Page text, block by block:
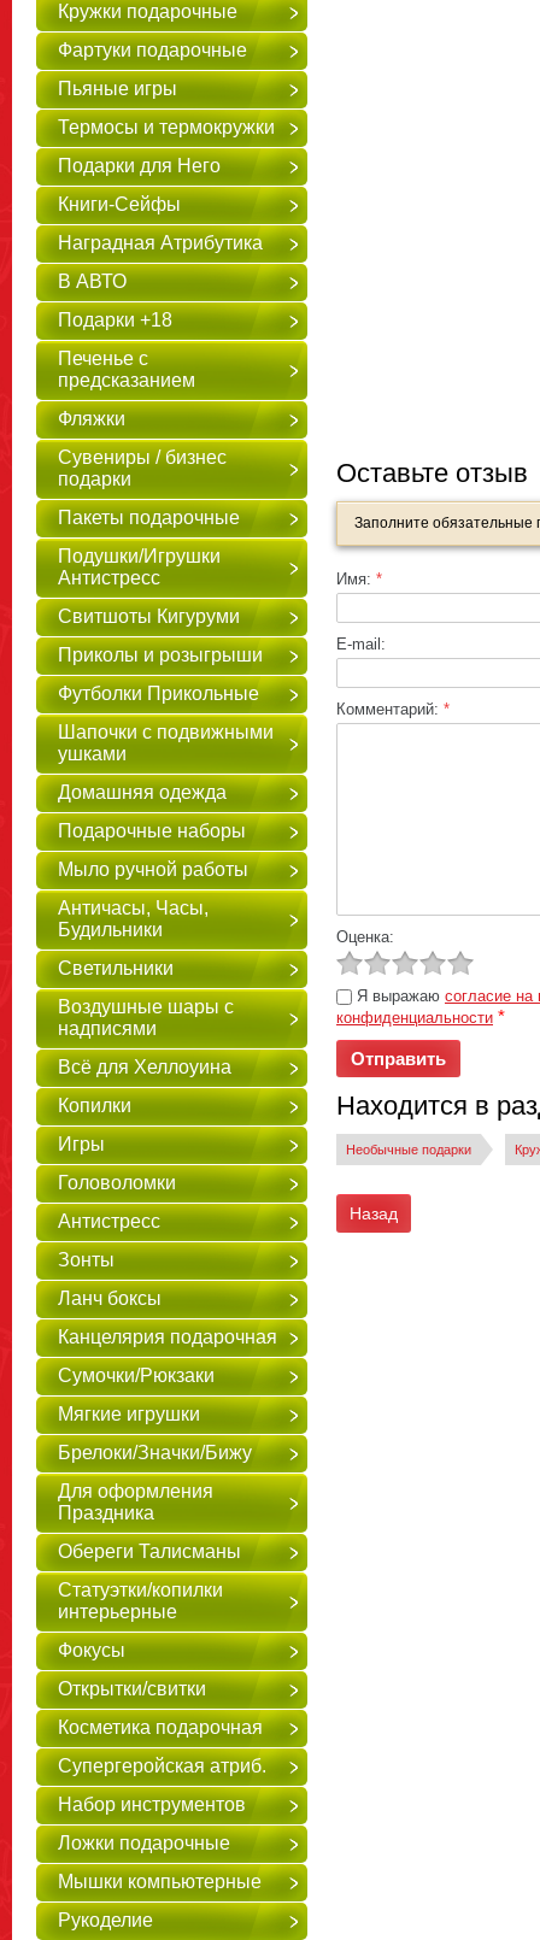
Кружки подарочные
Фартуки подарочные
Пьяные игры
Термосы и термокружки
Подарки для Него
Книги-Сейфы
Наградная Атрибутика
В АВТО
Подарки +18
Печенье с
предсказанием
Фляжки
Сувениры / бизнес
подарки
Пакеты подарочные
Подушки/Игрушки
Антистресс
Свитшоты Кигуруми
Приколы и розыгрыши
Футболки Прикольные
Шапочки с подвижными
ушками
Домашняя одежда
Подарочные наборы
Мыло ручной работы
Античасы, Часы,
Будильники
Светильники
Воздушные шары с
надписями
Всё для Хеллоуина
Копилки
Игры
Головоломки
Антистресс
Зонты
Ланч боксы
Канцелярия подарочная
Сумочки/Рюкзаки
Мягкие игрушки
Брелоки/Значки/Бижу
Для оформления
Праздника
Обереги Талисманы
Статуэтки/копилки
интерьерные
Фокусы
Открытки/свитки
Косметика подарочная
Супергеройская атриб.
Набор инструментов
Ложки подарочные
Мышки компьютерные
Рукоделие
Оставьте отзыв
Заполните обязательные
Имя: *
E-mail:
Комментарий: *
Оценка:
Я выражаю согласие на
конфиденциальности *
Находится в
Необычные подарки
Назад